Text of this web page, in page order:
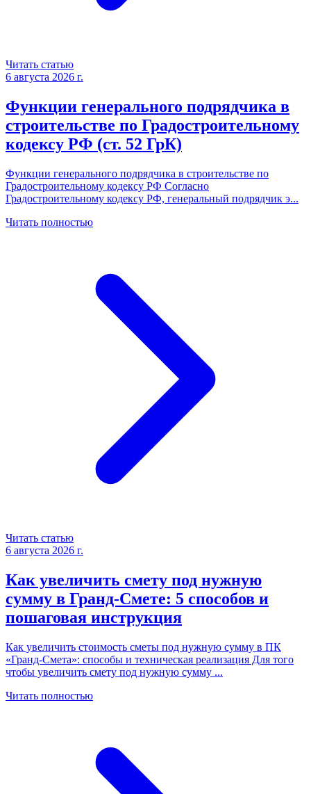
Читать статью
6 августа 2026 г.
Функции генерального подрядчика в
строительстве по Градостроительному
кодексу РФ (ст. 52 ГрК)
Функции генерального подрядчика в строительстве по
Градостроительному кодексу РФ Согласно
Градостроительному кодексу РФ, генеральный подрядчик э...
Читать полностью
Читать статью
6 августа 2026 г.
Как увеличить смету под нужную
сумму в Гранд-Смете: 5 способов и
пошаговая инструкция
Как увеличить стоимость сметы под нужную сумму в ПК
«Гранд-Смета»: способы и техническая реализация Для того
чтобы увеличить смету под нужную сумму ...
Читать полностью